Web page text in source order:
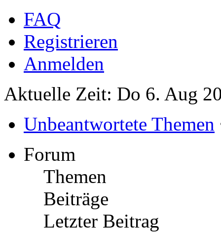
FAQ
Registrieren
Anmelden
Aktuelle Zeit: Do 6. Aug
Unbeantwortete Themen
Forum
Themen
Beiträge
Letzter Beitrag